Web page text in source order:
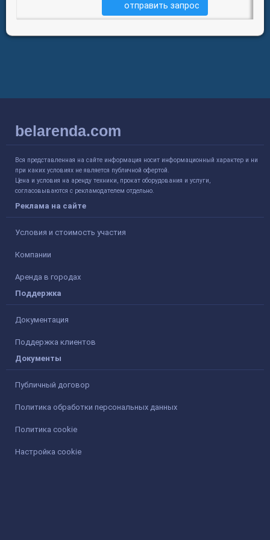
отправить запрос
belarenda.com
Вся представленная на сайте информация носит информационный характер и ни
при каких условиях не является публичной офертой.
Цена и условия на аренду техники, прокат оборудования и услуги,
согласовываются с рекламодателем отдельно.
Реклама на сайте
Условия и стоимость участия
Компании
Аренда в городах
Поддержка
Документация
Поддержка клиентов
Документы
Публичный договор
Политика обработки персональных данных
Политика cookie
Настройка cookie